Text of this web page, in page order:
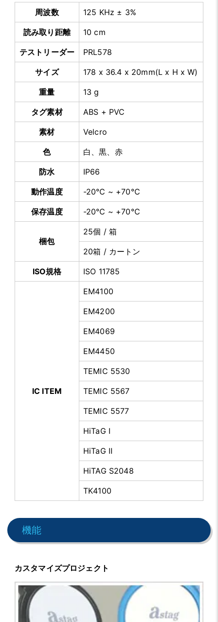
周波数 125 KHz ± 3%
読み取り距離 10 cm
テストリーダー PRL578
サイズ 178 x 36.4 x 20mm(L x H x W)
重量 13 g
タグ素材 ABS + PVC
素材 Velcro
色 白、黒、赤
防水 IP66
動作温度 -20℃ ~ +70℃
保存温度 -20℃ ~ +70℃
梱包
25個 / 箱
20箱 / カートン
ISO規格 ISO 11785
IC ITEM
EM4100
EM4200
EM4069
EM4450
TEMIC 5530
TEMIC 5567
TEMIC 5577
HiTaG Ⅰ
HiTaG Ⅱ
HiTAG S2048
TK4100
機能
カスタマイズプロジェクト